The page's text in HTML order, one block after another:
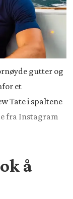
gutter og
et
Tate i spaltene
fra Instagram
å